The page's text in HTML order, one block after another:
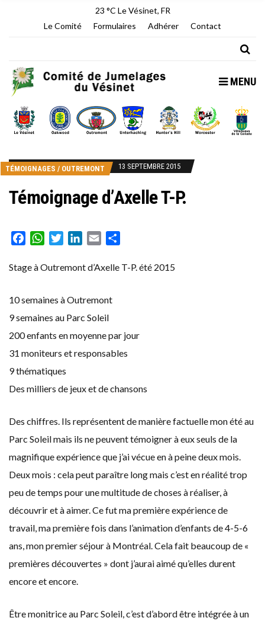
23 °C Le Vésinet, FR
Le Comité
Formulaires Adhérer Contact
MENU
TÉMOIGNAGES / OUTREMONT 13 SEPTEMBRE 2015
Témoignage d’Axelle T-P.
FacebookWhatsAppTwitterLinkedIn
Email
Stage à Outremont d’Axelle T-P. été 2015
10 semaines à Outremont
9 semaines au Parc Soleil
200 enfants en moyenne par jour
31 moniteurs et responsables
9 thématiques
Des milliers de jeux et de chansons
Des chiffres. Ils représentent de manière factuelle mon été au
Parc Soleil mais ils ne peuvent témoigner à eux seuls de la
magnifique expérience que j’ai vécue en à peine deux mois.
Deux mois : cela peut paraître long mais c’est en réalité trop
peu de temps pour une multitude de choses à réaliser, à
découvrir et à aimer. Ce fut ma première expérience de
travail, ma première fois dans l’animation d’enfants de 4-5-6
ans, mon premier séjour à Montréal. Cela fait beaucoup de «
premières découvertes » dont j’aurai aimé qu’elles durent
encore et encore.
Être monitrice au Parc Soleil, c’est d’abord être intégrée à un